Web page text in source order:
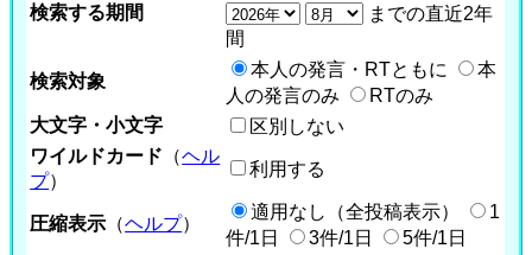
検索する期間
までの直近2年
間
検索対象
本人の発言・RTともに
本
人の発言のみ
RTのみ
大文字・小文字
区別しない
ワイルドカード （ヘル
プ）
利用する
圧縮表示 （ヘルプ）
適用なし（全投稿表示）
1
件/1日
3件/1日 5件/1日